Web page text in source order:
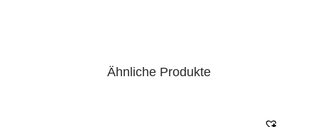
Ähnliche Produkte